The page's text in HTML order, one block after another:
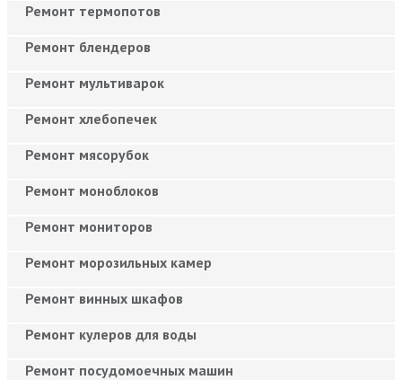
Ремонт термопотов
Ремонт блендеров
Ремонт мультиварок
Ремонт хлебопечек
Ремонт мясорубок
Ремонт моноблоков
Ремонт мониторов
Ремонт морозильных камер
Ремонт винных шкафов
Ремонт кулеров для воды
Ремонт посудомоечных машин